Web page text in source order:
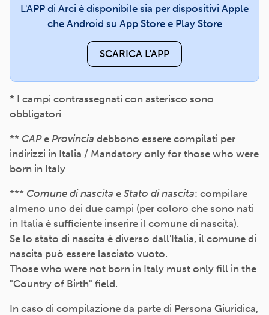
L'APP di Arci è disponibile sia per dispositivi Apple
che Android su App Store e Play Store
SCARICA L'APP
* I campi contrassegnati con asterisco sono
obbligatori
** CAPe Provincia debbono essere compilati per
indirizzi in Italia / Mandatory only for those who were
born in Italy
*** Comune di nascita e Stato di nascita: compilare
almeno uno dei due campi (per coloro che sono nati
in Italia è sufficiente inserire il comune di nascita).
Se lo stato di nascita è diverso dall'Italia, il comune di
nascita può essere lasciato vuoto.
Those who were not born in Italy must only fill in the
"Country of Birth" field.
In caso di compilazione da parte di Persona Giuridica,